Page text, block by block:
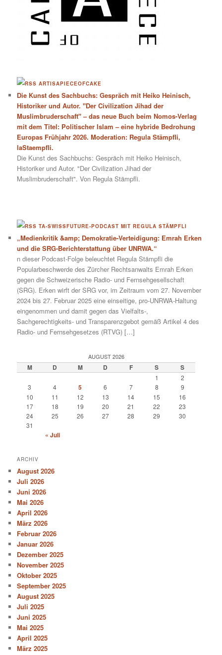
ARTISAPIECEOFCAKE
Die Kunst des Sachbuchs: Gespräch mit Heiko Heinisch,
Historiker und Autor. "Der Civilization Jihad der
Muslimbruderschaft" – das neue Buch beim Nomos-Verlag
mit dem Titel: Politischer Islam – eine hybride Bedrohung
Europas Frühjahr 2026. Moderation: Regula Stämpfli,
laStaempfli.
Die Kunst des Sachbuchs: Gespräch mit Heiko Heinisch,
Historiker und Autor. "Der Civilization Jihad der
Muslimbruderschaft". Von Regula Stämpfli.
TA-SWISSFUTURE-PODCAST MIT REGULA STÄMPFLI
„Medienkritik &amp; Demokratie-Verteidigung: Emrah Erken
und die SRG-Berichterstattung über UNRWA.“
n dieser Podcast-Folge beleuchtet Regula Stämpfli die
Popularbeschwerde des Zürcher Rechtsanwalts Emrah Erken
gegen die Schweizerische Radio- und Fernsehgesellschaft
(SRG). Erken wirft der SRG vor, im Zeitraum vom 27. November
2024 bis 27. Februar 2025 eine einseitige, pro-UNRWA-Haltung
eingenommen und damit gegen das Vielfalts-,
Sachgerechtigkeits- und Transparenzgebot gemäß Artikel 4 des
Radio- und Fernsehgesetzes (RTVG) […]
AUGUST 2026
M D M D F S S
1
2
3
4 5 6 7 8
9
10
11 12 13 14 15
16
17
18 19 20 21 22
23
24
25 26 27 28 29
30
31
« Juli
ARCHIV
August 2026
Juli 2026
Juni 2026
Mai 2026
April 2026
März 2026
Februar 2026
Januar 2026
Dezember 2025
November 2025
Oktober 2025
September 2025
August 2025
Juli 2025
Juni 2025
Mai 2025
April 2025
März 2025